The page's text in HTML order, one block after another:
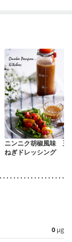
ニンニク胡椒風味 玉
ねぎドレッシング
0 µg